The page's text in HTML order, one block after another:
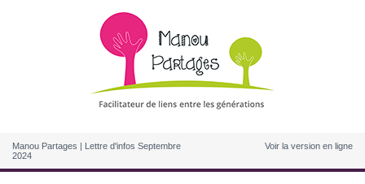
Manou Partages | Lettre d'infos Septembre
2024
Voir la version en ligne